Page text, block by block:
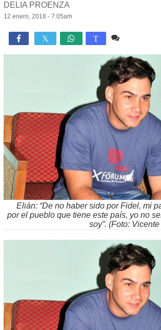
DELIA PROENZA
12 enero, 2018 - 7:05am
 T
Elián: “De no haber sido por Fidel, mi
por el pueblo que tiene este país, yo no
soy”. (Foto: